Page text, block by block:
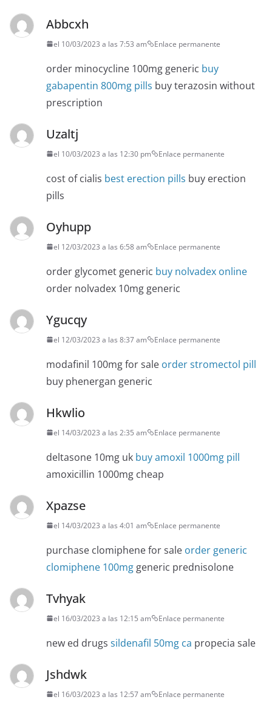
Abbcxh
el 10/03/2023 a las 7:53 am Enlace permanente
order minocycline 100mg generic buy
gabapentin 800mg pills buy terazosin without
prescription
Uzaltj
el 10/03/2023 a las 12:30 pm Enlace permanente
cost of cialis best erection pills buy erection
pills
Oyhupp
el 12/03/2023 a las 6:58 am Enlace permanente
order glycomet generic buy nolvadex online
order nolvadex 10mg generic
Ygucqy
el 12/03/2023 a las 8:37 am Enlace permanente
modafinil 100mg for sale order stromectol pill
buy phenergan generic
Hkwlio
el 14/03/2023 a las 2:35 am Enlace permanente
deltasone 10mg uk buy amoxil 1000mg pill
amoxicillin 1000mg cheap
Xpazse
el 14/03/2023 a las 4:01 am Enlace permanente
purchase clomiphene for sale order generic
clomiphene 100mg generic prednisolone
Tvhyak
el 16/03/2023 a las 12:15 am Enlace permanente
new ed drugs sildenafil 50mg ca propecia sale
Jshdwk
el 16/03/2023 a las 12:57 am Enlace permanente